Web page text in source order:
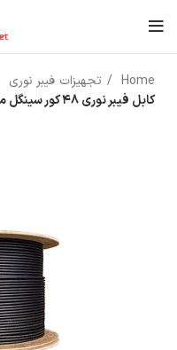
Home تجهیزات فیبر نوری
کابل فیبر نوری 48 کور سینگل مود شهید قندی ADSS-SPAN50